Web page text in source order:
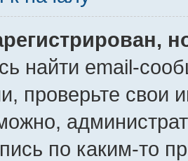
найти email-
проверьте свои
по каким-то